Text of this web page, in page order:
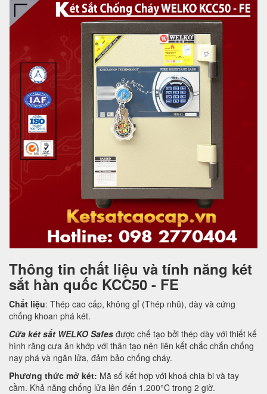
Thông tin chất liệu và tính năng két
sắt hàn quốc KCC50 - FE
Chất liệu: Thép cao cấp, không gỉ (Thép nhũ), dày và cứng
chống khoan phá két.
Cửa két sắt WELKO Safes được chế tạo bởi thép dày với thiết kế
hình răng cưa ăn khớp với thân tạo nên liên kết chắc chắn chống
nạy phá và ngăn lửa, đảm bảo chống cháy.
Phương thức mở két: Mã số kết hợp với khoá chia bi và tay
cầm. Khả năng chống lửa lên đến 1.200°C trong 2 giờ.